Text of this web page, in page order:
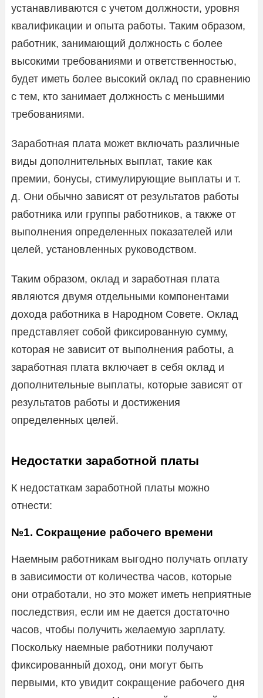
устанавливаются с учетом должности, уровня
квалификации и опыта работы. Таким образом,
работник, занимающий должность с более
высокими требованиями и ответственностью,
будет иметь более высокий оклад по сравнению
с тем, кто занимает должность с меньшими
требованиями.
Заработная плата может включать различные
виды дополнительных выплат, такие как
премии, бонусы, стимулирующие выплаты и т.
д. Они обычно зависят от результатов работы
работника или группы работников, а также от
выполнения определенных показателей или
целей, установленных руководством.
Таким образом, оклад и заработная плата
являются двумя отдельными компонентами
дохода работника в Народном Совете. Оклад
представляет собой фиксированную сумму,
которая не зависит от выполнения работы, а
заработная плата включает в себя оклад и
дополнительные выплаты, которые зависят от
результатов работы и достижения
определенных целей.
Недостатки заработной платы
К недостаткам заработной платы можно
отнести:
№1. Сокращение рабочего времени
Наемным работникам выгодно получать оплату
в зависимости от количества часов, которые
они отработали, но это может иметь неприятные
последствия, если им не дается достаточно
часов, чтобы получить желаемую зарплату.
Поскольку наемные работники получают
фиксированный доход, они могут быть
первыми, кто увидит сокращение рабочего дня